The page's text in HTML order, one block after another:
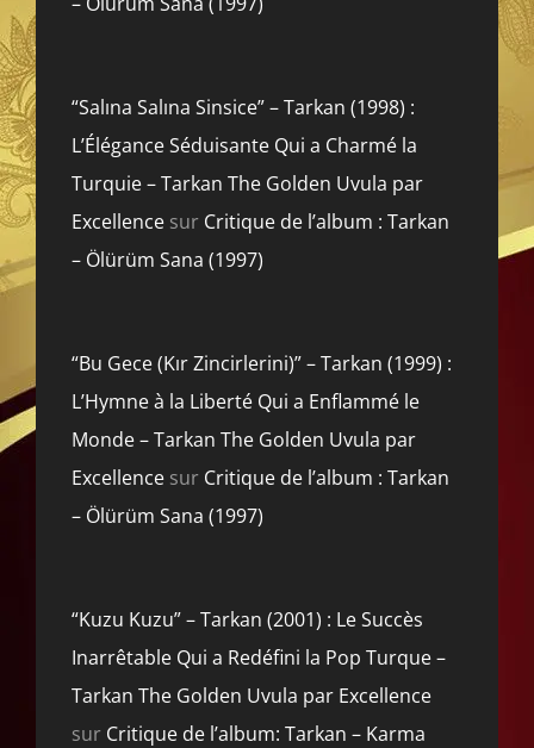
“Salına Salına Sinsice” – Tarkan (1998) :
L’Élégance Séduisante Qui a Charmé la
Turquie – Tarkan The Golden Uvula par
Excellence sur Critique de l’album : Tarkan
– Ölürüm Sana (1997)
“Bu Gece (Kır Zincirlerini)” – Tarkan (1999) :
L’Hymne à la Liberté Qui a Enflammé le
Monde – Tarkan The Golden Uvula par
Excellence sur Critique de l’album : Tarkan
– Ölürüm Sana (1997)
“Kuzu Kuzu” – Tarkan (2001) : Le Succès
Inarrêtable Qui a Redéfini la Pop Turque –
Tarkan The Golden Uvula par Excellence
sur Critique de l’album: Tarkan – Karma